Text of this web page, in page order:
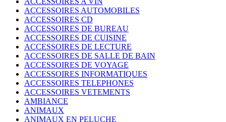
ACCESSOIRES AUTOMOBILES
ACCESSOIRES CD
ACCESSOIRES DE BUREAU
ACCESSOIRES DE CUISINE
ACCESSOIRES DE LECTURE
ACCESSOIRES DE SALLE DE BAIN
ACCESSOIRES DE VOYAGE
ACCESSOIRES INFORMATIQUES
ACCESSOIRES TELEPHONES
ACCESSOIRES VETEMENTS
AMBIANCE
ANIMAUX
ANIMAUX EN PELUCHE